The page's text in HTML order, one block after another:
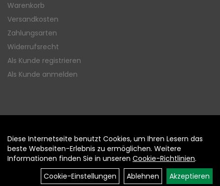
Warenkorb
Versandkosten
Zahlungsarten
Widerrufsrecht
Als Kunde registrieren
Als Kunde anmelden
Diese Internetseite benutzt Cookies, um Ihren Lesern das
beste Webseiten-Erlebnis zu ermöglichen. Weitere
Informationen finden Sie in unseren Cookie-Richtlinien.
Cookie-Einstellungen
Ablehnen Akzeptieren
Auftrag widerrufen